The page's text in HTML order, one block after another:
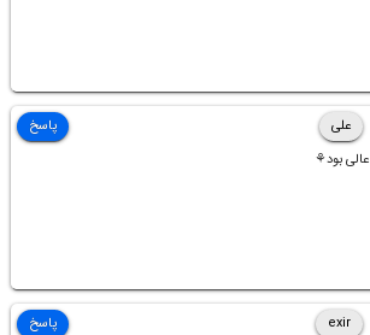
علی
عالی بود⚘
پاسخ
exir
پاسخ